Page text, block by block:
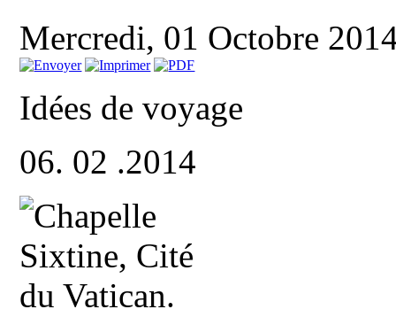
Mercredi, 01 Octobre
Idées de voyage
06. 02 .2014